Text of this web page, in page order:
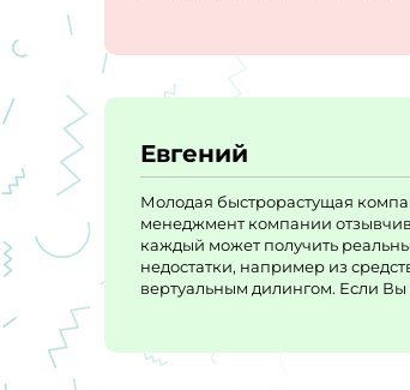
Евгений
Молодая быстрорастущая
менеджмент компании
каждый может получить
недостатки, например из
вертуальным дилингом. Если Вы